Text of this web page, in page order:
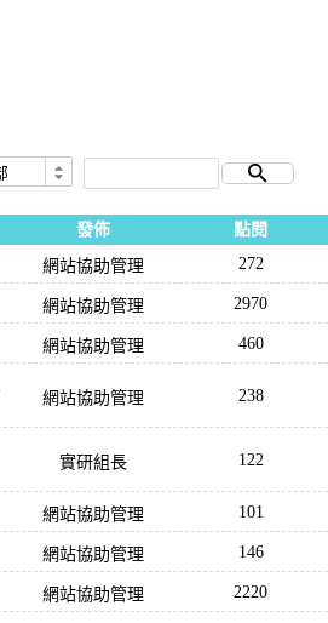
發佈
點閱
網站協助管理 272
網站協助管理 2970
網站協助管理 460
網站協助管理 238
實研組長 122
網站協助管理 101
網站協助管理 146
網站協助管理 2220